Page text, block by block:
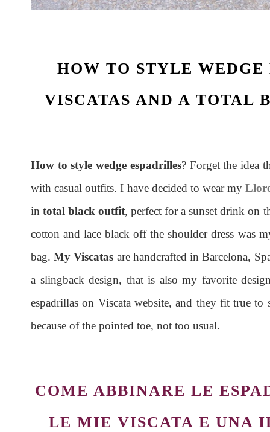
HOW TO STYLE
VISCATAS AND A TOTAL
How to style wedge espadrilles? Forget the idea
with casual outfits. I have decided to wear my
in total black outfit, perfect for a sunset drink on
cotton and lace black off the shoulder dress was
bag.My Viscatas are handcrafted in Barcelona,
a slingback design, that is also my favorite
espadrillas on Viscata website, and they fit true to
because of the pointed toe, not too usual.
COME ABBINARE LE
LE MIE VISCATA E UNA